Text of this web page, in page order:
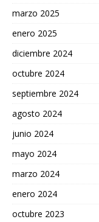
marzo 2025
enero 2025
diciembre 2024
octubre 2024
septiembre 2024
agosto 2024
junio 2024
mayo 2024
marzo 2024
enero 2024
octubre 2023